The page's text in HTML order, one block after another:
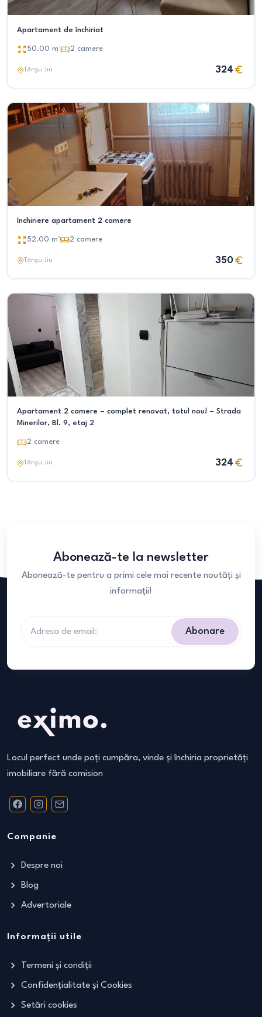
Apartament de închiriat
50.00 m² 2 camere
Târgu Jiu 324
Inchiriere apartament 2 camere
52.00 m² 2 camere
Târgu Jiu 350
Apartament 2 camere – complet renovat, totul nou! – Strada
Minerilor, Bl. 9, etaj 2
2 camere
Târgu Jiu 324
Abonează-te la newsletter
Abonează-te pentru a primi cele mai recente noutăți și
informații!
Abonare
Locul perfect unde poți cumpăra, vinde și închiria proprietăți
imobiliare fără comision
Companie
Despre noi
Blog
Advertoriale
Informații utile
Termeni și condiții
Confidențialitate și Cookies
Setări cookies